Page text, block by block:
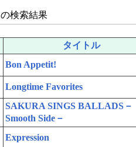
の検索結果
タイトル
Bon Appetit!
Longtime Favorites
SAKURA SINGS BALLADS－
Smooth Side－
Expression